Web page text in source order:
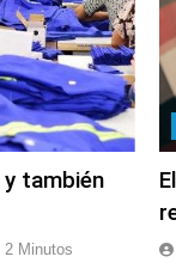
un asistente
convocatoria
al Congreso:
severas y
debate el
también
2 Minutos